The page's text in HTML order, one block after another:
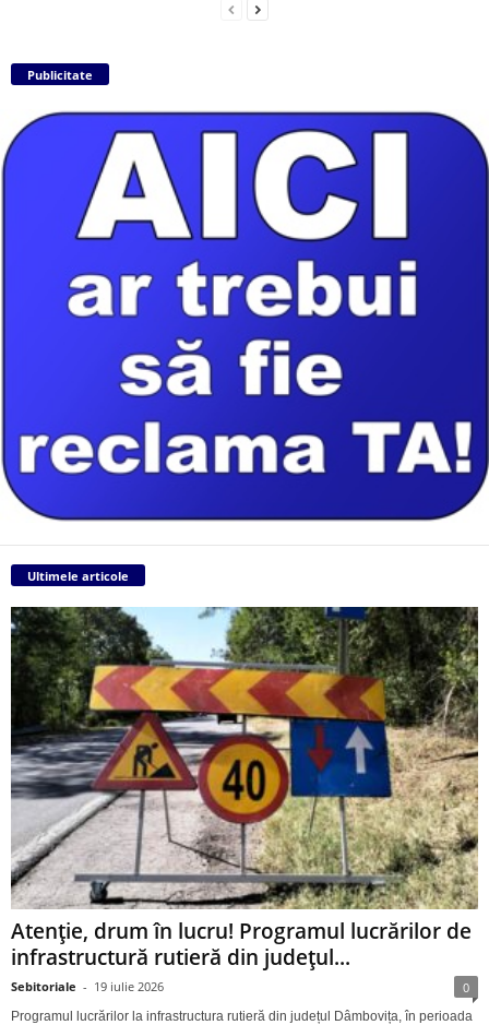
Publicitate
Ultimele articole
Atenție, drum în lucru! Programul lucrărilor de
infrastructură rutieră din județul...
Sebitoriale - 19 iulie 2026 0
Programul lucrărilor la infrastructura rutieră din județul Dâmbovița, în perioada